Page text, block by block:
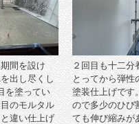
間を設け
出し尽くし
を塗ってい
のモルタル
違い仕上げ
２回目も十二分
とってから弾性
塗装仕上げです
ので多少のひび
ても伸び縮みが